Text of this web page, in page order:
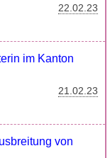
22.02.23
im Kanton
21.02.23
von